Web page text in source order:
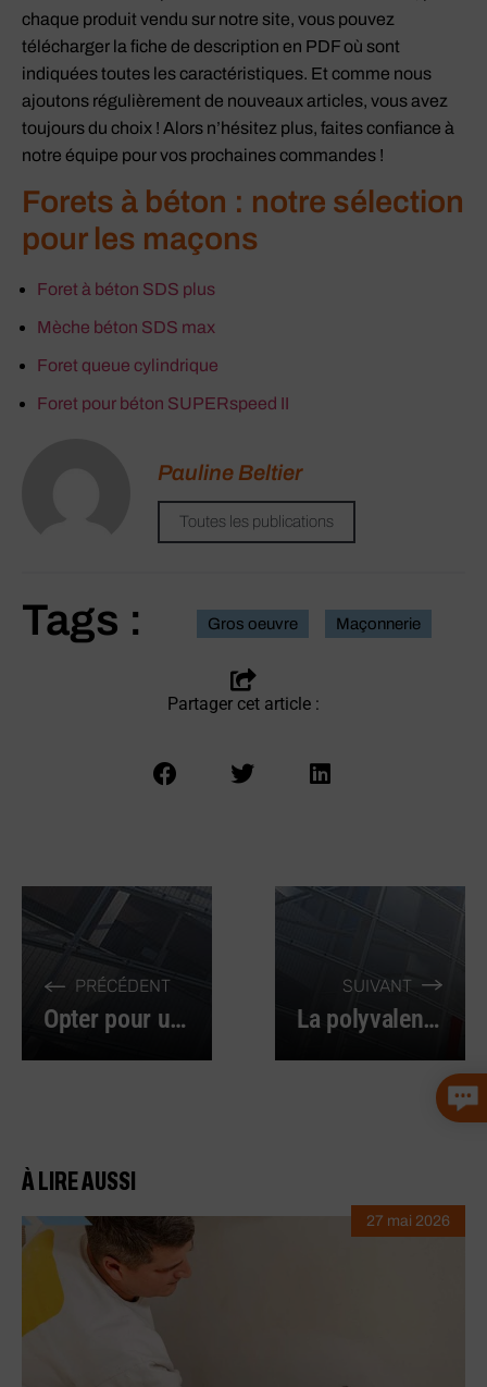
chaque produit vendu sur notre site, vous pouvez
télécharger la fiche de description en PDF où sont
indiquées toutes les caractéristiques. Et comme nous
ajoutons régulièrement de nouveaux articles, vous avez
toujours du choix ! Alors n’hésitez plus, faites confiance à
notre équipe pour vos prochaines commandes !
Forets à béton : notre sélection
pour les maçons
Foret à béton SDS plus
Mèche béton SDS max
Foret queue cylindrique
Foret pour béton SUPERspeed II
Pauline Beltier
Toutes les publications
Tags : Gros oeuvre Maçonnerie
Partager cet article :
PRÉCÉDENT
Opter pour un coffret scie cloche, une solution économique et pratique
SUIVANT
La polyvalence du pistolet à air chaud, son principal atout !
À LIRE AUSSI
27 mai 2026